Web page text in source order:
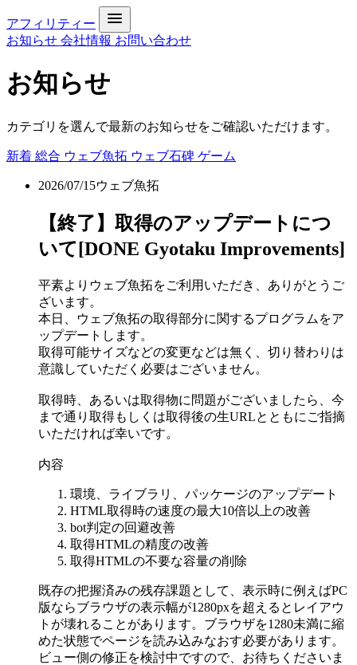
アフィリティー
お知らせ 会社情報 お問い合わせ
お知らせ
カテゴリを選んで最新のお知らせをご確認いただけます。
新着 総合 ウェブ魚拓 ウェブ石碑 ゲーム
2026/07/15ウェブ魚拓
【終了】取得のアップデートにつ
いて[DONE Gyotaku Improvements]
平素よりウェブ魚拓をご利用いただき、ありがとうご
ざいます。
本日、ウェブ魚拓の取得部分に関するプログラムをア
ップデートします。
取得可能サイズなどの変更などは無く、切り替わりは
意識していただく必要はございません。
取得時、あるいは取得物に問題がございましたら、今
まで通り取得もしくは取得後の生URLとともにご指摘
いただければ幸いです。
内容
環境、ライブラリ、パッケージのアップデート
HTML取得時の速度の最大10倍以上の改善
bot判定の回避改善
取得HTMLの精度の改善
取得HTMLの不要な容量の削除
既存の把握済みの残存課題として、表示時に例えばPC
版ならブラウザの表示幅が1280pxを超えるとレイアウ
トが壊れることがあります。ブラウザを1280未満に縮
めた状態でページを読み込みなおす必要があります。
ビュー側の修正を検討中ですので、お待ちくださいま